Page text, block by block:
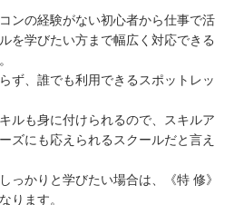
ンの経験がない初心者から仕事で活
を学びたい方まで幅広く対応できる
ず、誰でも利用できるスポットレッ
ルも身に付けられるので、スキルア
ズにも応えられるスクールだと言え
っかりと学びたい場合は、《特 修》
ります。